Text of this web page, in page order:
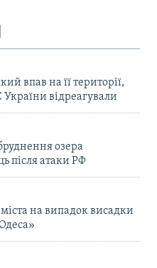
впав на її території,
відреагували
озера
після атаки РФ
на випадок висадки